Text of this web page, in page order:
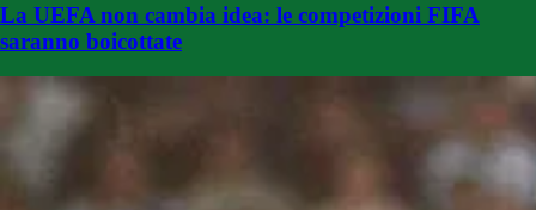
La UEFA non cambia idea: le competizioni FIFA
saranno boicottate